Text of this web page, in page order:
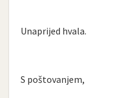
Unaprijed hvala.
S poštovanjem,